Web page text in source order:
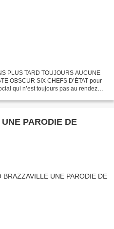
PLUS TARD TOUJOURS AUCUNE
OBSCUR SIX CHEFS D’ÉTAT pour
qui n’est toujours pas au rendez
PARODIE DE